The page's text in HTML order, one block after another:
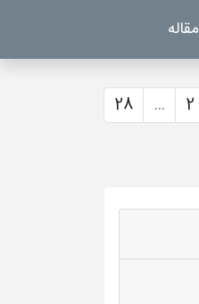
مقاله
2
...
28